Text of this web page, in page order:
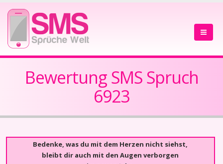
Bewertung SMS Spruch
6923
Bedenke, was du mit dem Herzen nicht siehst,
bleibt dir auch mit den Augen verborgen